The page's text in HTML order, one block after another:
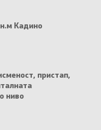
Кадино
пристап,
ниво